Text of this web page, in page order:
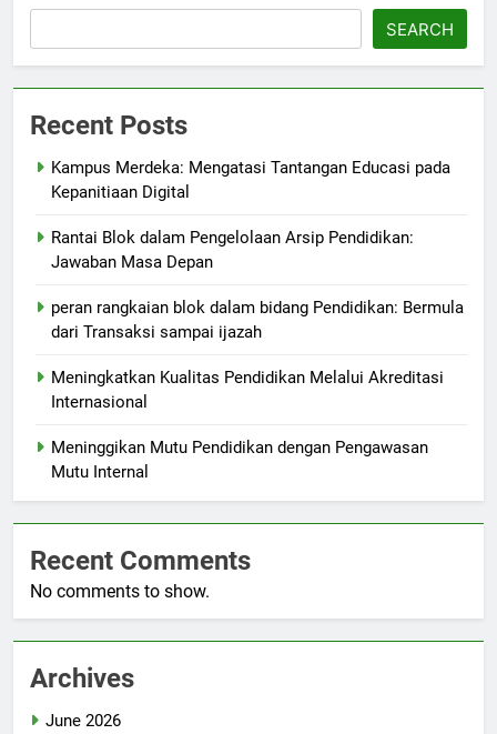
SEARCH
Recent Posts
Kampus Merdeka: Mengatasi Tantangan Educasi pada
Kepanitiaan Digital
Rantai Blok dalam Pengelolaan Arsip Pendidikan:
Jawaban Masa Depan
peran rangkaian blok dalam bidang Pendidikan: Bermula
dari Transaksi sampai ijazah
Meningkatkan Kualitas Pendidikan Melalui Akreditasi
Internasional
Meninggikan Mutu Pendidikan dengan Pengawasan
Mutu Internal
Recent Comments
No comments to show.
Archives
June 2026